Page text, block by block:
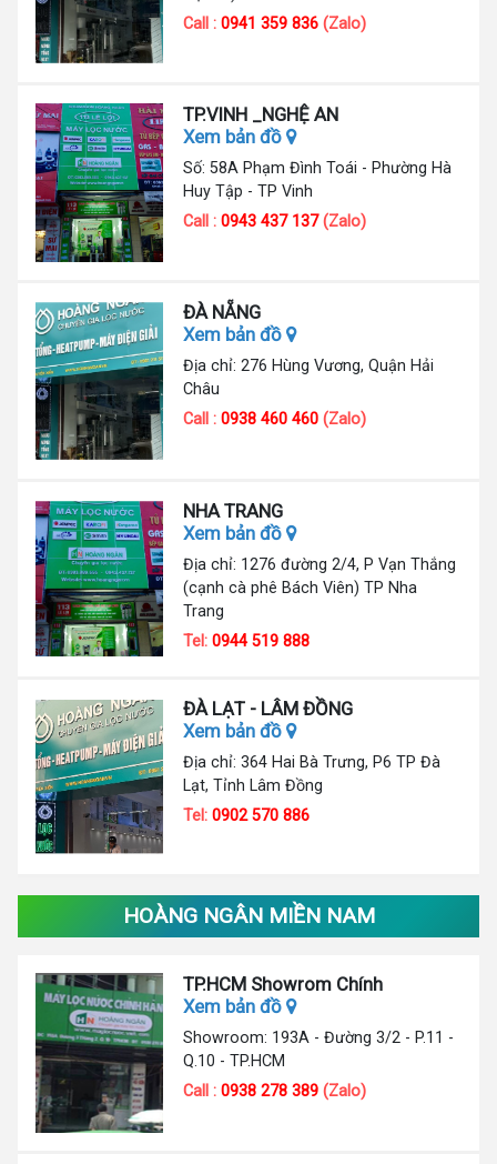
Call :0941 359 836 (Zalo)
TP.VINH _NGHỆ AN
Xem bản đồ
Số: 58A Phạm Đình Toái - Phường Hà
Huy Tập - TP Vinh
Call :0943 437 137(Zalo)
ĐÀ NẴNG
Xem bản đồ
Địa chỉ: 276 Hùng Vương, Quận Hải
Châu
Call :0938 460 460 (Zalo)
NHA TRANG
Xem bản đồ
Địa chỉ: 1276 đường 2/4, P Vạn Thắng
(cạnh cà phê Bách Viên) TP Nha
Trang
Tel:0944 519 888
ĐÀ LẠT - LÂM ĐỒNG
Xem bản đồ
Địa chỉ: 364 Hai Bà Trưng, P6 TP Đà
Lạt, Tỉnh Lâm Đồng
Tel:0902 570 886
HOÀNG NGÂN MIỀN NAM
TP.HCM Showrom Chính
Xem bản đồ
Showroom: 193A - Đường 3/2 - P.11 -
Q.10 - TP.HCM
Call :0938 278 389(Zalo)